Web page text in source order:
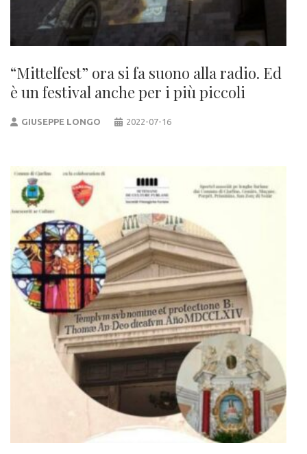
“Mittelfest” ora si fa suono alla radio. Ed
è un festival anche per i più piccoli
GIUSEPPE LONGO 2022-07-16